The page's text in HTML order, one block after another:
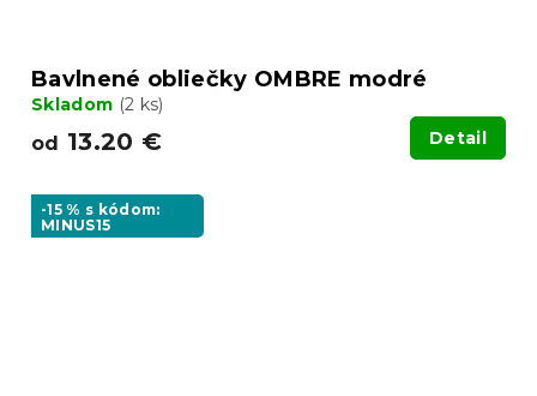
Bavlnené obliečky OMBRE modré
Skladom (2 ks)
od 13.20 € Detail
-15 % s kódom:
MINUS15